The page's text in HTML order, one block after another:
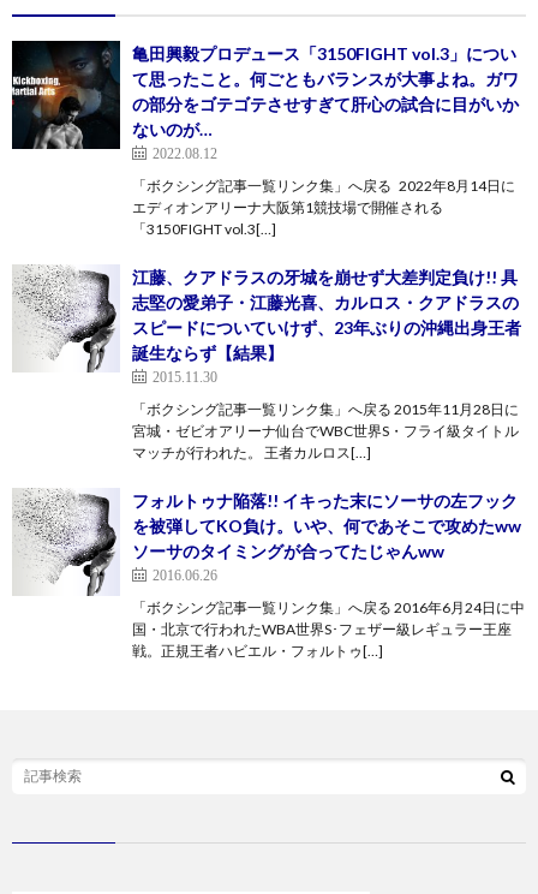
亀田興毅プロデュース「3150FIGHT vol.3」につい
て思ったこと。何ごともバランスが大事よね。ガワ
の部分をゴテゴテさせすぎて肝心の試合に目がいか
ないのが…
2022.08.12
「ボクシング記事一覧リンク集」へ戻る 2022年8月14日に
エディオンアリーナ大阪第1競技場で開催される
「3150FIGHT vol.3[…]
江藤、クアドラスの牙城を崩せず大差判定負け!! 具
志堅の愛弟子・江藤光喜、カルロス・クアドラスの
スピードについていけず、23年ぶりの沖縄出身王者
誕生ならず【結果】
2015.11.30
「ボクシング記事一覧リンク集」へ戻る 2015年11月28日に
宮城・ゼビオアリーナ仙台でWBC世界S・フライ級タイトル
マッチが行われた。 王者カルロス[…]
フォルトゥナ陥落!! イキった末にソーサの左フック
を被弾してKO負け。いや、何であそこで攻めたww
ソーサのタイミングが合ってたじゃんww
2016.06.26
「ボクシング記事一覧リンク集」へ戻る 2016年6月24日に中
国・北京で行われたWBA世界S･フェザー級レギュラー王座
戦。正規王者ハビエル・フォルトゥ[…]